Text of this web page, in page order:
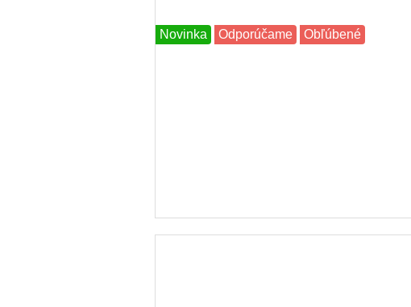
Novinka Odporúčame Obľúbené